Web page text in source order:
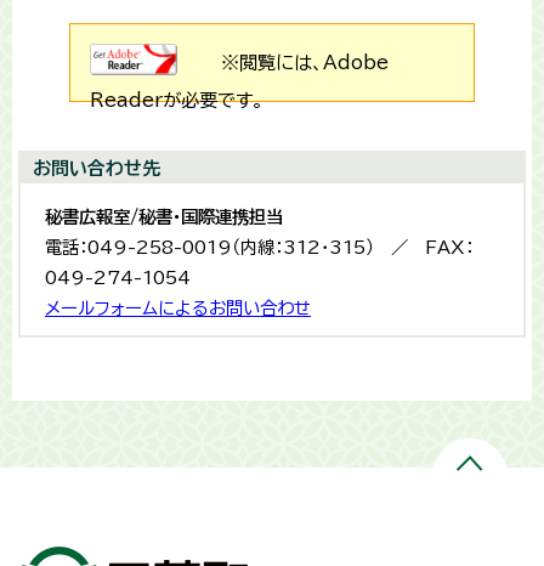
※閲覧には、Adobe
Readerが必要です。
お問い合わせ先
秘書広報室/秘書・国際連携担当
電話：049-258-0019（内線：312・315） ／ FAX：
049-274-1054
メールフォームによるお問い合わせ